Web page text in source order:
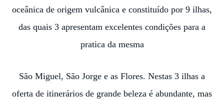
oceânica de origem vulcânica e constituído por 9 ilhas,
das quais 3 apresentam excelentes condições para a
pratica da mesma
São Miguel, São Jorge e as Flores. Nestas 3 ilhas a
oferta de itinerários de grande beleza é abundante, mas